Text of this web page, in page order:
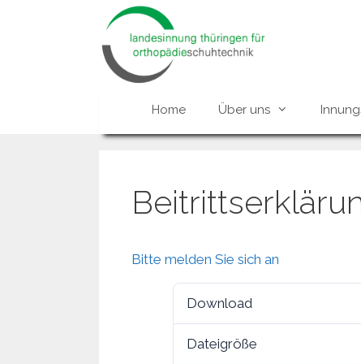
Home Über uns
Bitte melden Sie sich an
Download
Dateigröße